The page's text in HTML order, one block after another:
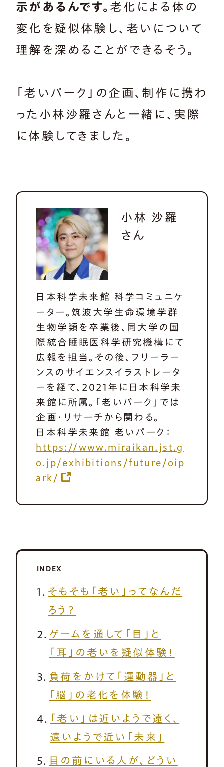
示があるんです。 老化による体の
変化を疑似体験し、老いについて
理解を深めることができるそう。
「老いパーク」の企画、制作に携わ
った小林沙羅さんと一緒に、実際
に体験してきました。
小林 沙羅
さん
日本科学未来館 科学コミュニケ
ーター。筑波大学生命環境学群
生物学類を卒業後、同大学の国
際統合睡眠医科学研究機構にて
広報を担当。その後、フリーラー
ンスのサイエンスイラストレータ
ーを経て、2021年に日本科学未
来館に所属。「老いパーク」では
企画・リサーチから関わる。
日本科学未来館 老いパーク：
https://www.miraikan.jst.g
o.jp/exhibitions/future/oip
ark/
INDEX
そもそも「老い」ってなんだ
ろう？
ゲームを通して「目」と
「耳」の老いを疑似体験！
負荷をかけて「運動器」と
「脳」の老化を体験！
「老い」は近いようで遠く、
遠いようで近い「未来」
目の前にいる人が、どうい